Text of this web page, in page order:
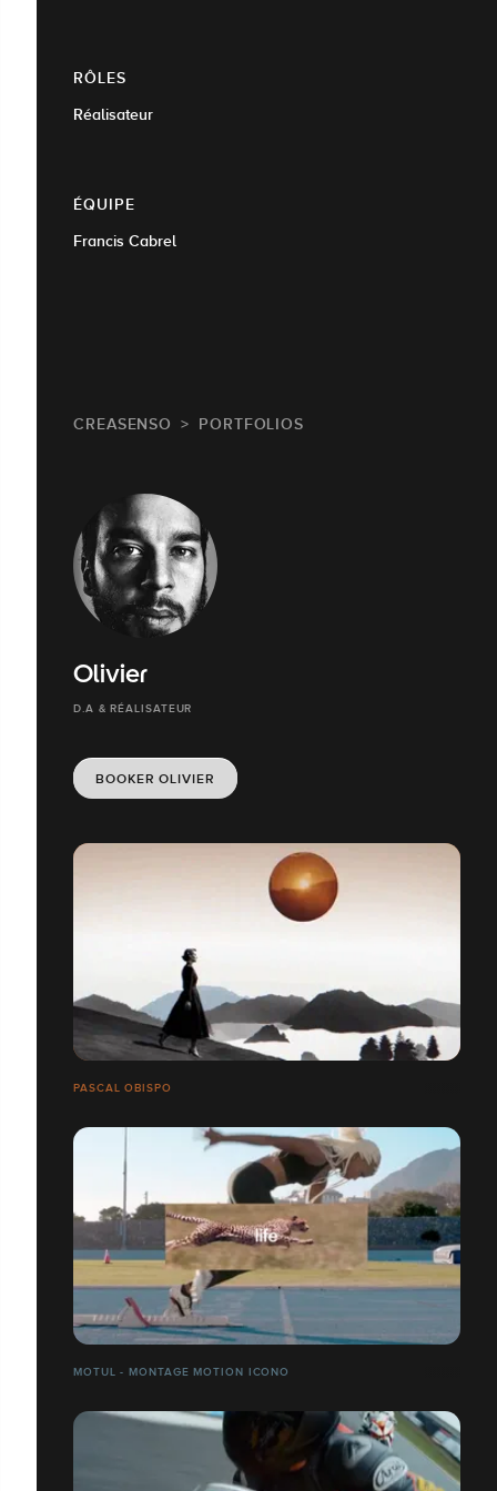
RÔLES
Réalisateur
ÉQUIPE
Francis Cabrel
CREASENSO PORTFOLIOS
Olivier
D.A & RÉALISATEUR
BOOKER OLIVIER
PASCAL OBISPO
MOTUL - MONTAGE MOTION ICONO